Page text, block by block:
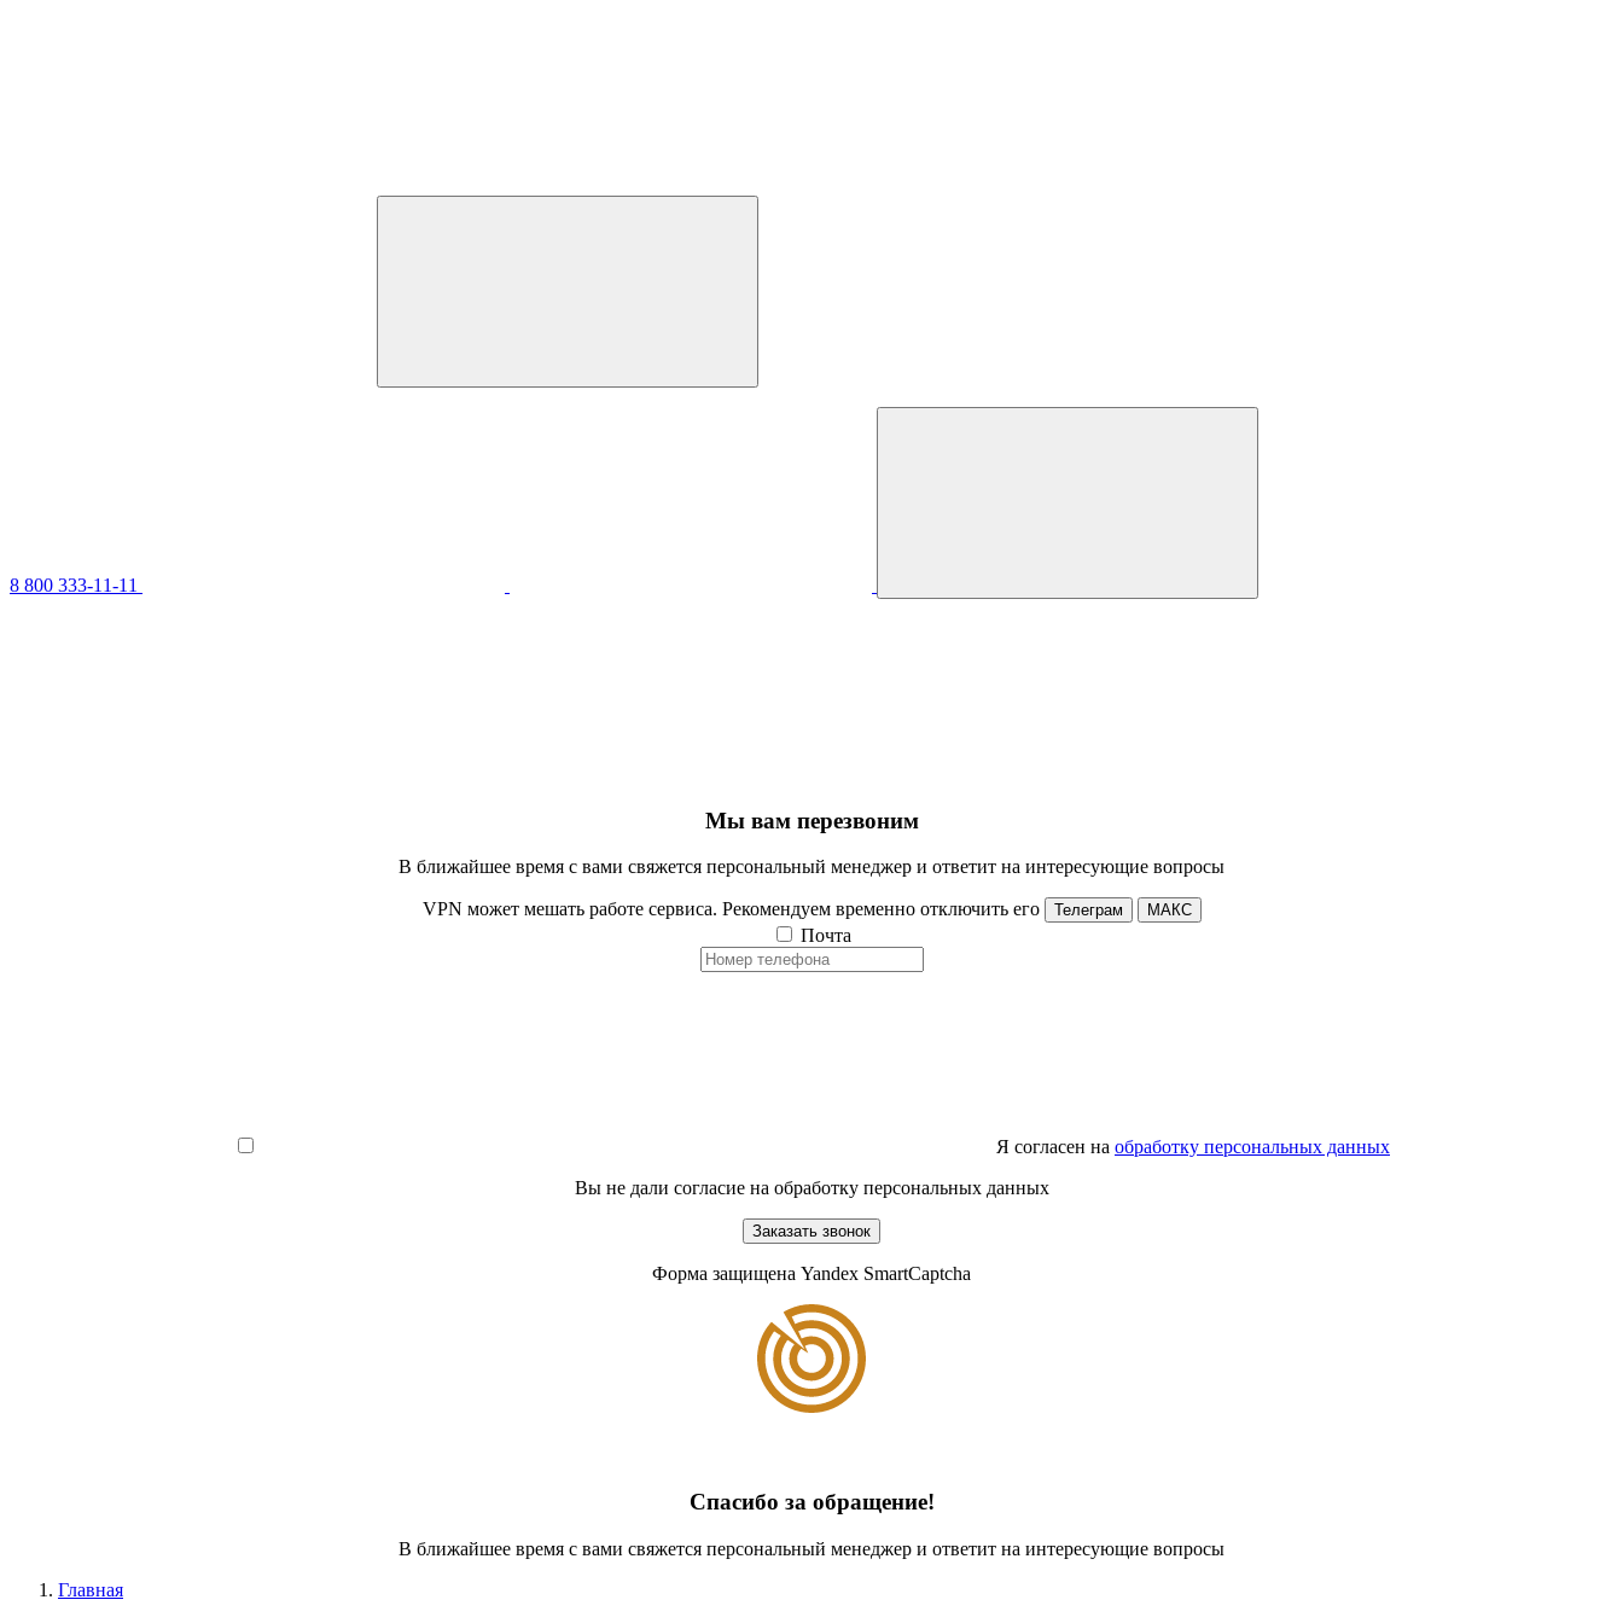
8 800 333-11-11
Мы вам перезвоним
В ближайшее время с вами свяжется персональный менеджер и ответит на интересующие вопросы
VPN может мешать работе сервиса. Рекомендуем временно отключить его Телеграм МАКС
Почта
Я согласен на обработку персональных данных
Вы не дали согласие на обработку персональных данных
Заказать звонок
Форма защищена Yandex SmartCaptcha
Спасибо за обращение!
В ближайшее время с вами свяжется персональный менеджер и ответит на интересующие вопросы
Главная